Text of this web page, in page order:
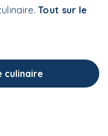
Tout sur le
culinaire